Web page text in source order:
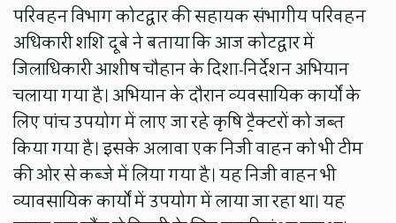
परिवहन विभाग कोटद्वार की सहायक संभागीय परिवहन
अधिकारी शशि दूबे ने बताया कि आज कोटद्वार में
जिलाधिकारी आशीष चौहान के दिशा-निर्देशन अभियान
चलाया गया है। अभियान के दौरान व्यवसायिक कार्यों के
लिए पांच उपयोग में लाए जा रहे कृषि ट्रैक्टरों को जब्त
किया गया है। इसके अलावा एक निजी वाहन को भी टीम
की ओर से कब्जे में लिया गया है। यह निजी वाहन भी
व्यावसायिक कार्यों में उपयोग में लाया जा रहा था। यह